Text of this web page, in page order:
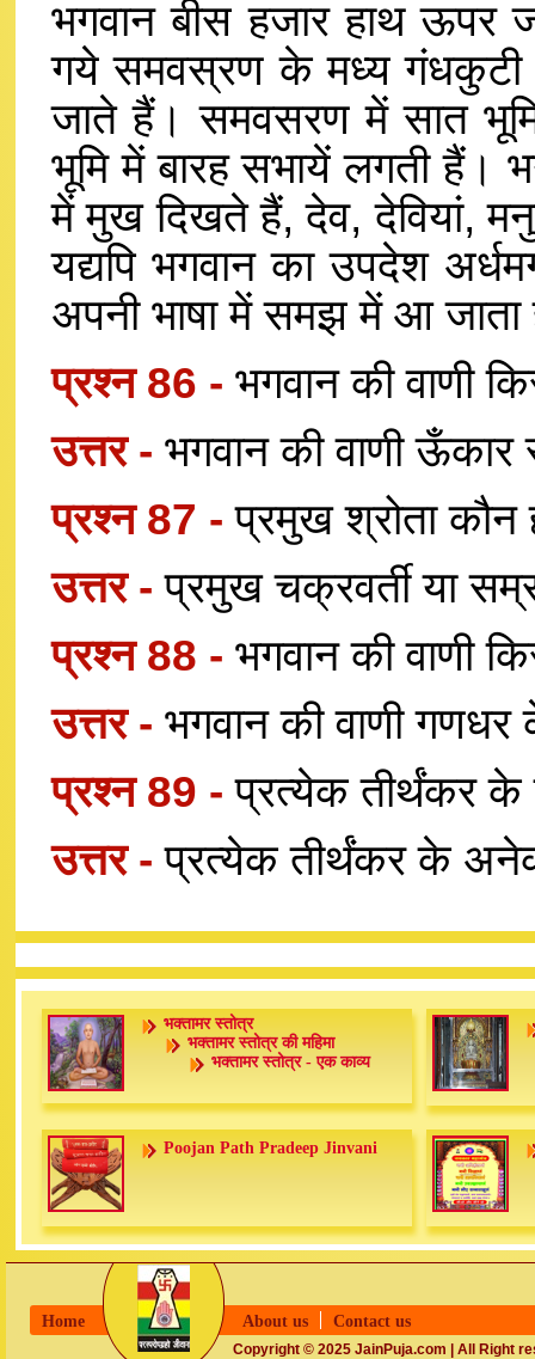
भगवान बीस हजार हाथ ऊपर
गये समवस्रण के मध्य गंधकुटी
जाते हैं। समवसरण में सात
भूमि में बारह सभायें लगती हैं।
में मुख दिखते हैं, देव, देवियां,
यद्यपि भगवान का उपदेश
अपनी भाषा में समझ में आ
प्रश्न 86 - भगवान की वाणी
उत्तर - भगवान की वाणी
प्रश्न 87 -प्रमुख श्रोता कौन
उत्तर -प्रमुख चक्रवर्ती या
प्रश्न 88 - भगवान की वाणी
उत्तर - भगवान की वाणी
प्रश्न 89 -प्रत्येक तीर्थंकर
उत्तर -प्रत्येक तीर्थंकर के
भक्तामर स्तोत्र
भक्तामर स्तोत्र की महिमा
भक्तामर स्तोत्र - एक काव्य
Poojan Path Pradeep Jinvani
Home About us Contact us
Copyright © 2025 JainPuja.com | All Right